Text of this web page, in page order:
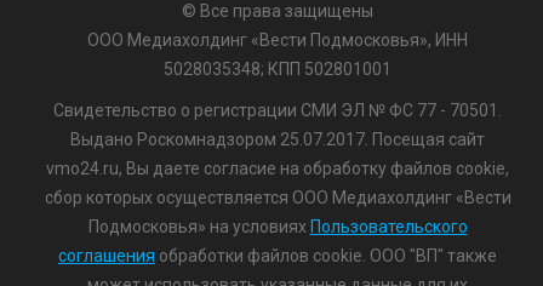
© Все права защищены
ООО Медиахолдинг «Вести Подмосковья», ИНН
5028035348; КПП 502801001
Свидетельство о регистрации СМИ ЭЛ № ФС 77 - 70501.
Выдано Роскомнадзором 25.07.2017. Посещая сайт
vmo24.ru, Вы даете согласие на обработку файлов cookie,
сбор которых осуществляется ООО Медиахолдинг «Вести
Подмосковья» на условиях Пользовательского
соглашения обработки файлов cookie. ООО "ВП" также